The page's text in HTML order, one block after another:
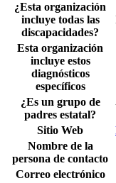
¿Esta organización
incluye todas las
discapacidades?
Esta organización
incluye estos
diagnósticos
específicos
¿Es un grupo de
padres estatal?
Sitio Web
Nombre de la
persona de contacto
Correo electrónico